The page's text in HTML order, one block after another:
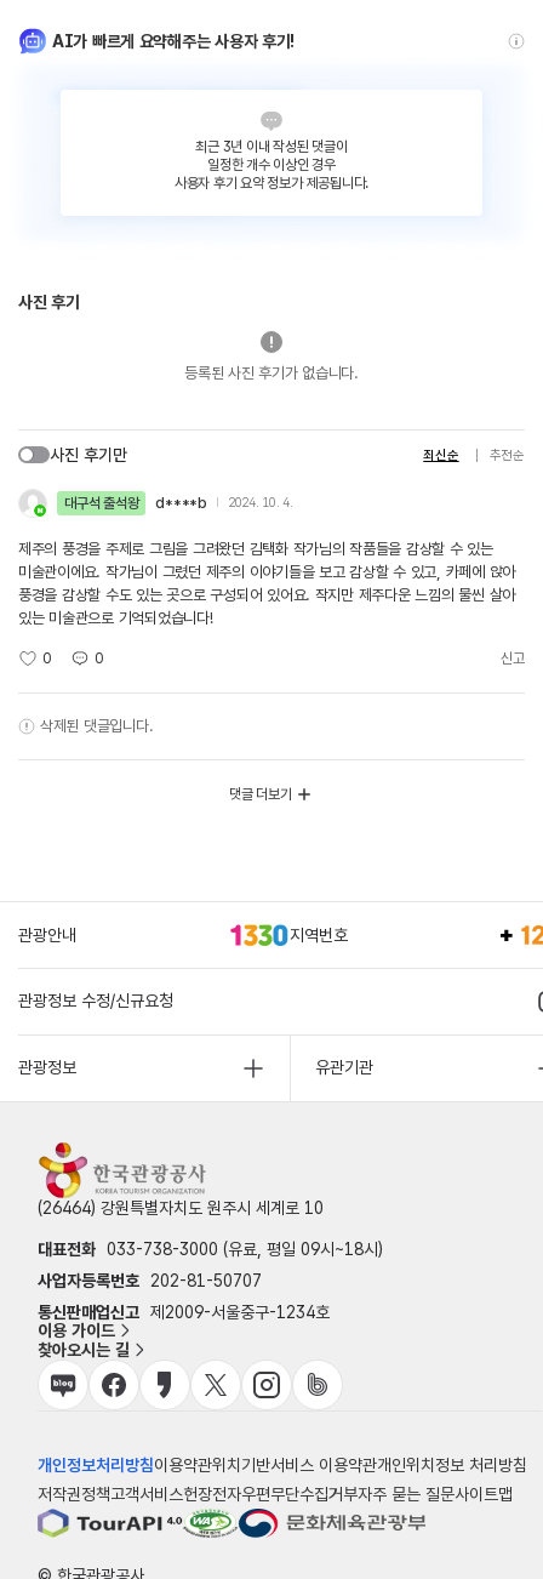
AI가 빠르게 요약해주는 사용자 후기!
최근 3년 이내 작성된 댓글이
일정한 개수 이상인 경우
사용자 후기 요약 정보가 제공됩니다.
사진 후기
등록된 사진 후기가 없습니다.
사진 후기만 최신순 추천순
대구석 출석왕 d****b 2024. 10. 4.
제주의 풍경을 주제로 그림을 그려왔던 김택화 작가님의 작품들을 감상할 수 있는
미술관이에요. 작가님이 그렸던 제주의 이야기들을 보고 감상할 수 있고, 카페에 앉아
풍경을 감상할 수도 있는 곳으로 구성되어 있어요. 작지만 제주다운 느낌의 물씬 살아
있는 미술관으로 기억되었습니다!
0 0 신고
삭제된 댓글입니다.
댓글 더보기
관광안내 지역번호
관광정보 수정/신규요청
관광정보 유관기관
(26464) 강원특별자치도 원주시 세계로 10
대표전화 033-738-3000 (유료, 평일 09시~18시)
사업자등록번호
202-81-50707
통신판매업신고 제2009-서울중구-1234호
이용 가이드
찾아오시는 길
개인정보처리방침이용약관위치기반서비스 이용약관개인위치정보 처리방침
저작권정책고객서비스헌장전자우편무단수집거부자주 묻는 질문사이트맵
© 한국관광공사